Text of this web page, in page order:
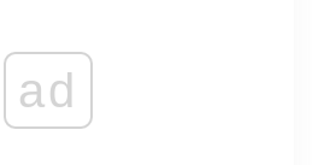
ad